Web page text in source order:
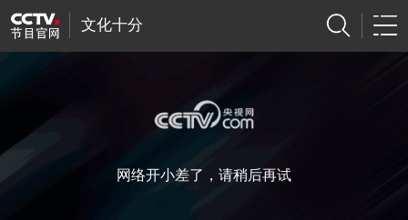
文化十分
网络开小差了，请稍后再试